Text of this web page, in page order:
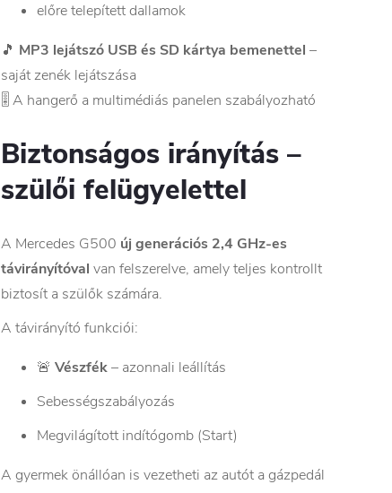
előre telepített dallamok
🎵 MP3 lejátszó USB és SD kártya bemenettel –
saját zenék lejátszása
🎚 A hangerő a multimédiás panelen szabályozható
Biztonságos irányítás –
szülői felügyelettel
A Mercedes G500 új generációs 2,4 GHz-es
távirányítóval van felszerelve, amely teljes kontrollt
biztosít a szülők számára.
A távirányító funkciói:
🚨 Vészfék– azonnali leállítás
Sebességszabályozás
Megvilágított indítógomb (Start)
A gyermek önállóan is vezetheti az autót a gázpedál